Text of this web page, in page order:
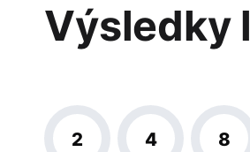
Výsledky
2 4 8